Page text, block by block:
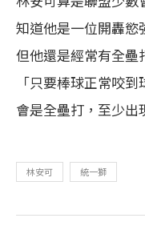
知道他是一位開轟慾
但他還是經常有全壘
「只要棒球正常咬
會是全壘打，至少出
林安可 統一獅